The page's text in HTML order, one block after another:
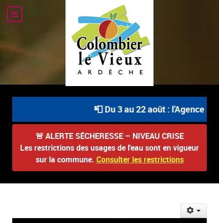
📮 Du 3 au 22 août : l'Agence
🚨 ALERTE SÉCHERESSE – NIVEAU CRISE
Les restrictions des usages de l'eau sont en vigueur
sur la commune. Consulter les restrictions